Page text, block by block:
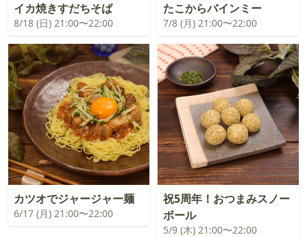
イカ焼きすだちそば
8/18 (日) 21:00〜22:00
たこからバインミー
7/8 (月) 21:00〜22:00
カツオでジャージャー麺
6/17 (月) 21:00〜22:00
祝5周年！おつまみスノー
ボール
5/9 (木) 21:00〜22:00